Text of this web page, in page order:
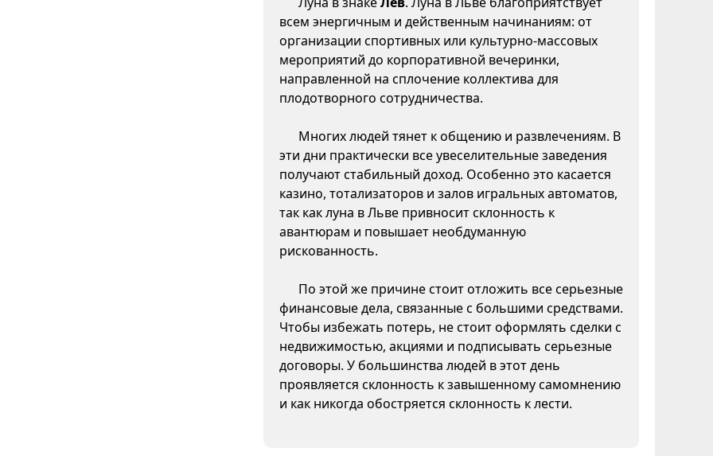
всем энергичным и действенным начинаниям: от
организации спортивных или культурно-массовых
мероприятий до корпоративной вечеринки,
направленной на сплочение коллектива для
плодотворного сотрудничества.
Многих людей тянет к общению и развлечениям. В
эти дни практически все увеселительные заведения
получают стабильный доход. Особенно это касается
казино, тотализаторов и залов игральных автоматов,
так как луна в Льве привносит склонность к
авантюрам и повышает необдуманную
рискованность.
По этой же причине стоит отложить все серьезные
финансовые дела, связанные с большими средствами.
Чтобы избежать потерь, не стоит оформлять сделки с
недвижимостью, акциями и подписывать серьезные
договоры. У большинства людей в этот день
проявляется склонность к завышенному самомнению
и как никогда обостряется склонность к лести.